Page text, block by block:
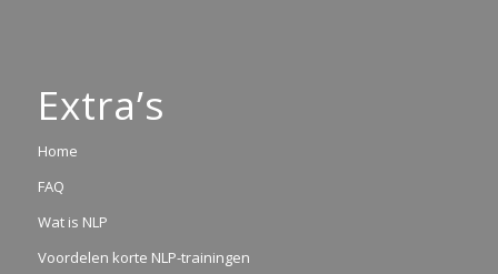
Extra’s
Home
FAQ
Wat is NLP
Voordelen korte NLP-trainingen